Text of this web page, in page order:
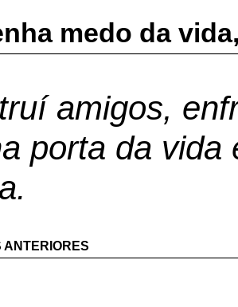
medo da
amigos,
porta da vida
ANTERIORES